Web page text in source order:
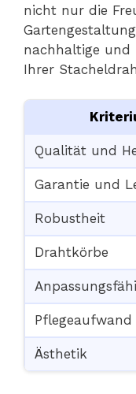
nicht nur die
nachhaltige
Ihrer
Qualität und
Garantie und
Robustheit
Drahtkörbe
Pflegeaufwand
Ästhetik